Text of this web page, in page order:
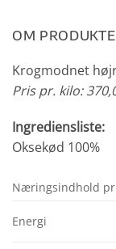
OM
Krogmodnet
Pris pr. kilo:
Ingrediensliste:
Oksekød 100%
Næringsindhold
Energi